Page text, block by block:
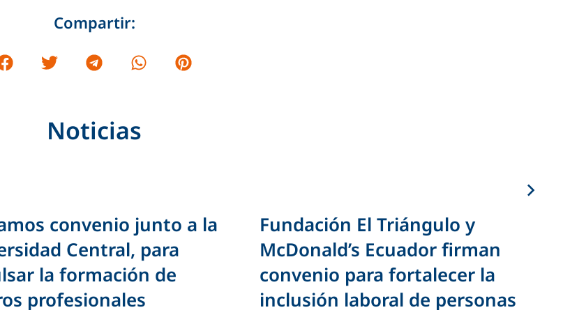
Compartir:
Noticias
convenio junto a la
Central, para
la formación de
profesionales
Fundación El Triángulo y
McDonald’s Ecuador firman
convenio para fortalecer la
inclusión laboral de personas